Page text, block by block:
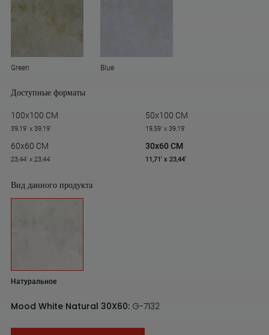
Green Blue
Доступные форматы
100x100 CM
39,19' x 39,19'
50x100 CM
19,59' x 39,19'
60x60 CM
23,44' x 23,44'
30x60 CM
11,71' x 23,44'
Вид данного продукта
Натуральное
Mood White Natural 30X60: G-7132